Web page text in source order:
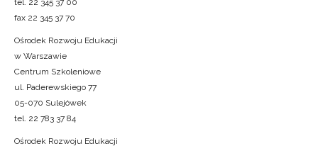
tel. 22 345 37 00
fax 22 345 37 70
Ośrodek Rozwoju Edukacji
w Warszawie
Centrum Szkoleniowe
ul. Paderewskiego 77
05-070 Sulejówek
tel. 22 783 37 84
Ośrodek Rozwoju Edukacji